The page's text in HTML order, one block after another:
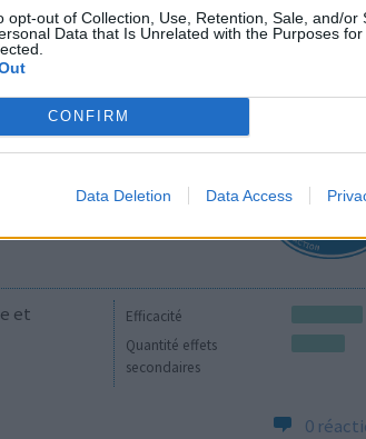
opt-out of Collection, Use, Retention, Sale, and/or
Data that Is Unrelated with the Purposes
CONFIRM
Data Deletion Data Access
secondaires
Efficacité
Quantité effets
secondaires
et
0